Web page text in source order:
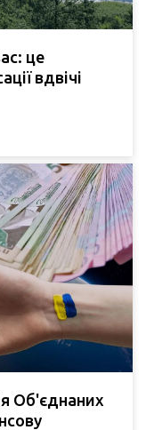
це
вдвічі
Об'єднаних